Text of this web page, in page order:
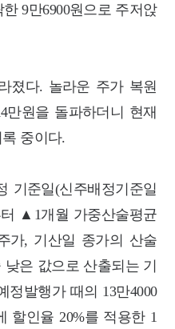
9만6900원으로 주저앉
졌다. 놀라운 주가 복원
만원을 돌파하더니 현재
록 중이다.
기준일(신주배정기준일
터 ▲1개월 가중산술평균
가, 기산일 종가의 산술
은 값으로 산출되는 기
정발행가 때의 13만4000
할인율 20%를 적용한 1